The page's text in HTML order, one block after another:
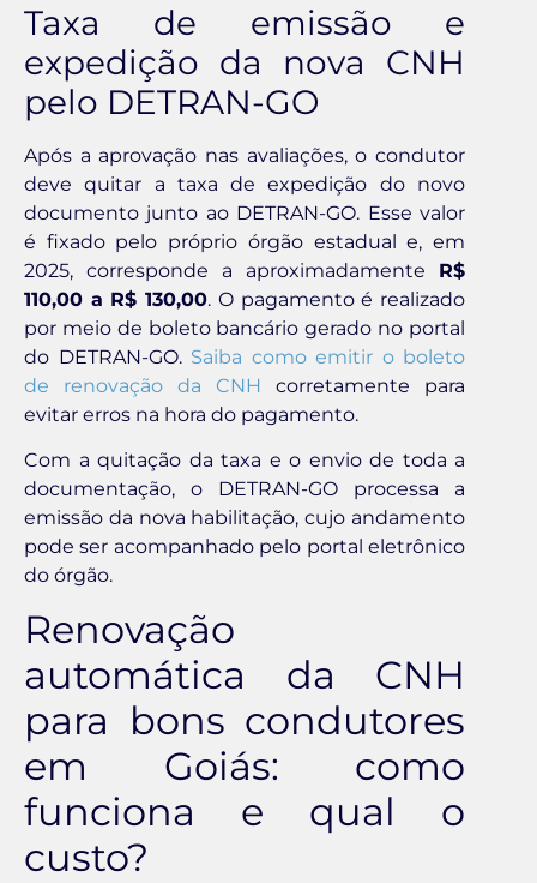
Taxa de emissão e
expedição da nova CNH
pelo DETRAN-GO
Após a aprovação nas avaliações, o condutor
deve quitar a taxa de expedição do novo
documento junto ao DETRAN-GO. Esse valor
é fixado pelo próprio órgão estadual e, em
2025, corresponde a aproximadamente R$
110,00 a R$ 130,00. O pagamento é realizado
por meio de boleto bancário gerado no portal
do DETRAN-GO. Saiba como emitir o boleto
de renovação da CNH corretamente para
evitar erros na hora do pagamento.
Com a quitação da taxa e o envio de toda a
documentação, o DETRAN-GO processa a
emissão da nova habilitação, cujo andamento
pode ser acompanhado pelo portal eletrônico
do órgão.
Renovação
automática da CNH
para bons condutores
em Goiás: como
funciona e qual o
custo?